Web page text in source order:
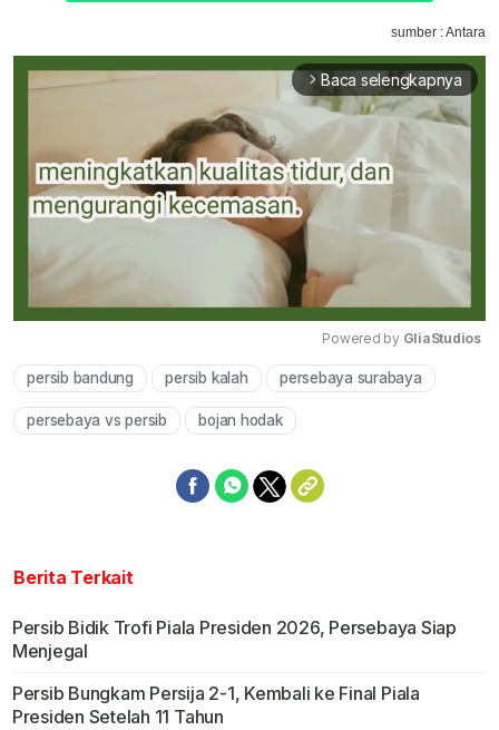
sumber : Antara
arrow_forward_ios Baca selengkapnya
Mute
Powered by GliaStudios
persib bandung persib kalah persebaya surabaya
persebaya vs persib bojan hodak
Berita Terkait
Persib Bidik Trofi Piala Presiden 2026, Persebaya Siap
Menjegal
Persib Bungkam Persija 2-1, Kembali ke Final Piala
Presiden Setelah 11 Tahun